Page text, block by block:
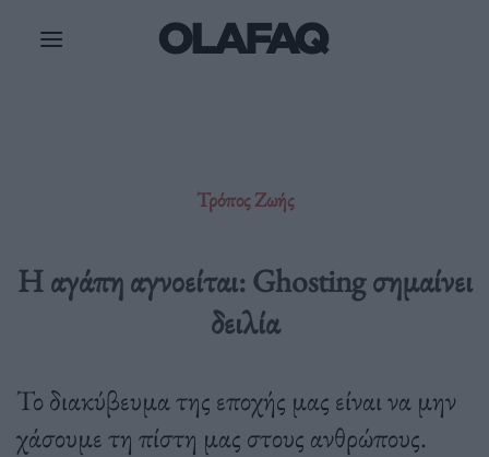
Τρόπος Ζωής
Η αγάπη αγνοείται: Ghosting σημαίνει
δειλία
Το διακύβευμα της εποχής μας είναι να μην
χάσουμε τη πίστη μας στους ανθρώπους.